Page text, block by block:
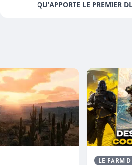
QU’APPORTE LE PREMIER
LE FARM